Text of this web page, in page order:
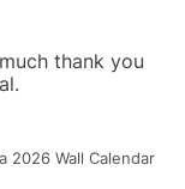
thank you
2026 Wall Calendar